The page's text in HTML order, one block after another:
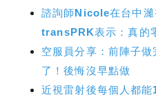
諮詢師Nicole在台中
transPRK表示：真的
空服員分享：前陣子
了！後悔沒早點做
近視雷射後每個人都能